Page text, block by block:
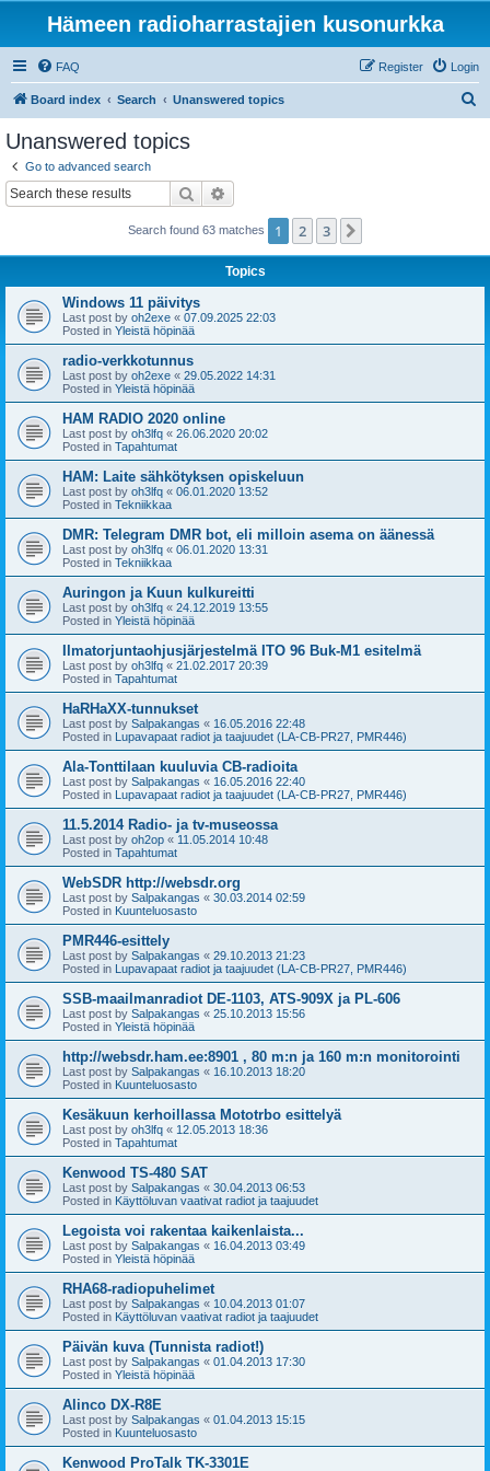
Hämeen radioharrastajien kusonurkka
FAQ Login
Register
Board index Search Unanswered topics
Unanswered topics
Go to advanced search
Search
Search found 63 matches 1 2 3
Topics
Windows 11 päivitys
Last post by oh2exe « 07.09.2025 22:03
Posted in Yleistä höpinää
radio-verkkotunnus
Last post by oh2exe « 29.05.2022 14:31
Posted in Yleistä höpinää
HAM RADIO 2020 online
Last post by oh3lfq « 26.06.2020 20:02
Posted in Tapahtumat
HAM: Laite sähkötyksen opiskeluun
Last post by oh3lfq « 06.01.2020 13:52
Posted in Tekniikkaa
DMR: Telegram DMR bot, eli milloin asema on äänessä
Last post by oh3lfq « 06.01.2020 13:31
Posted in Tekniikkaa
Auringon ja Kuun kulkureitti
Last post by oh3lfq « 24.12.2019 13:55
Posted in Yleistä höpinää
Ilmatorjuntaohjusjärjestelmä ITO 96 Buk-M1 esitelmä
Last post by oh3lfq « 21.02.2017 20:39
Posted in Tapahtumat
HaRHaXX-tunnukset
Last post by Salpakangas « 16.05.2016 22:48
Posted in Lupavapaat radiot ja taajuudet (LA-CB-PR27, PMR446)
Ala-Tonttilaan kuuluvia CB-radioita
Last post by Salpakangas « 16.05.2016 22:40
Posted in Lupavapaat radiot ja taajuudet (LA-CB-PR27, PMR446)
11.5.2014 Radio- ja tv-museossa
Last post by oh2op « 11.05.2014 10:48
Posted in Tapahtumat
WebSDR http://websdr.org
Last post by Salpakangas « 30.03.2014 02:59
Posted in Kuunteluosasto
PMR446-esittely
Last post by Salpakangas « 29.10.2013 21:23
Posted in Lupavapaat radiot ja taajuudet (LA-CB-PR27, PMR446)
SSB-maailmanradiot DE-1103, ATS-909X ja PL-606
Last post by Salpakangas « 25.10.2013 15:56
Posted in Yleistä höpinää
http://websdr.ham.ee:8901 , 80 m:n ja 160 m:n monitorointi
Last post by Salpakangas « 16.10.2013 18:20
Posted in Kuunteluosasto
Kesäkuun kerhoillassa Mototrbo esittelyä
Last post by oh3lfq « 12.05.2013 18:36
Posted in Tapahtumat
Kenwood TS-480 SAT
Last post by Salpakangas « 30.04.2013 06:53
Posted in Käyttöluvan vaativat radiot ja taajuudet
Legoista voi rakentaa kaikenlaista...
Last post by Salpakangas « 16.04.2013 03:49
Posted in Yleistä höpinää
RHA68-radiopuhelimet
Last post by Salpakangas « 10.04.2013 01:07
Posted in Käyttöluvan vaativat radiot ja taajuudet
Päivän kuva (Tunnista radiot!)
Last post by Salpakangas « 01.04.2013 17:30
Posted in Yleistä höpinää
Alinco DX-R8E
Last post by Salpakangas « 01.04.2013 15:15
Posted in Kuunteluosasto
Kenwood ProTalk TK-3301E